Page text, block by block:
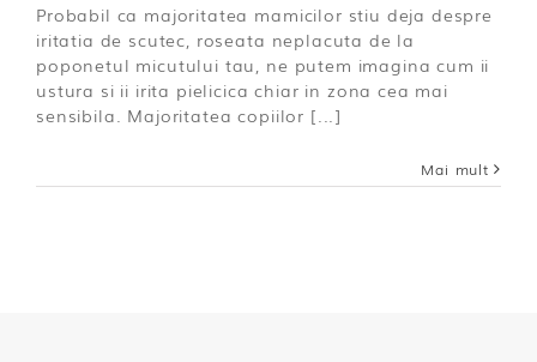
Probabil ca majoritatea mamicilor stiu deja despre
iritatia de scutec, roseata neplacuta de la
poponetul micutului tau, ne putem imagina cum ii
ustura si ii irita pielicica chiar in zona cea mai
sensibila. Majoritatea copiilor [...]
Mai mult